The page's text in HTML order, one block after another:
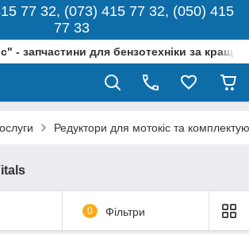
77 32, (073) 415 77 32, (050) 415
77 33
- запчастини для бензотехніки за
Редуктори для мотокіс та
0 Фільтри